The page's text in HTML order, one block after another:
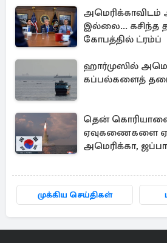
இல்லை... கசிந்த
கோபத்தில் ட்ரம்ப்
ஹார்முஸில்
கப்பல்களைத்
தென்
ஏவுகணைகளை
அமெரிக்கா,
முக்கிய செய்திகள்